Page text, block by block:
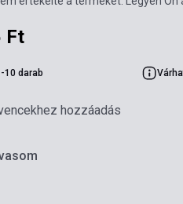
Ft
10 darab
hozzáadás